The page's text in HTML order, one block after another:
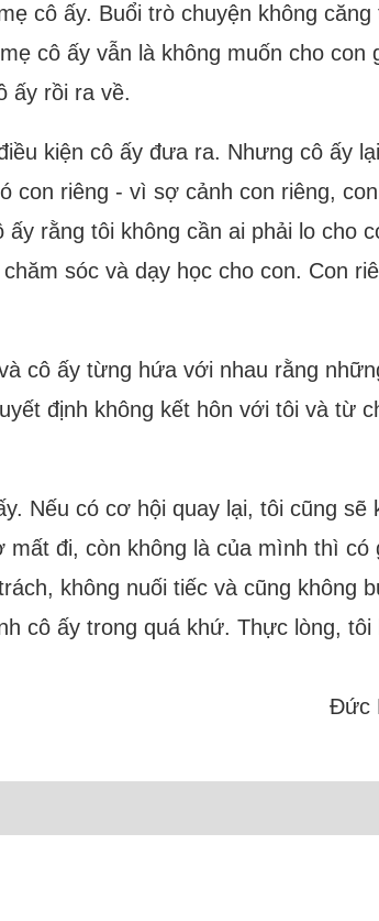
cô ấy. Buổi trò chuyện không căng
cô ấy vẫn là không muốn cho con
ấy rồi ra về.
kiện cô ấy đưa ra. Nhưng cô ấy
con riêng - vì sợ cảnh con riêng,
rằng tôi không cần ai phải lo cho
sóc và dạy học cho con. Con
cô ấy từng hứa với nhau rằng
định không kết hôn với tôi và từ
Nếu có cơ hội quay lại, tôi cũng sẽ
đi, còn không là của mình thì có
không nuối tiếc và cũng không
cô ấy trong quá khứ. Thực lòng, tôi
Đức